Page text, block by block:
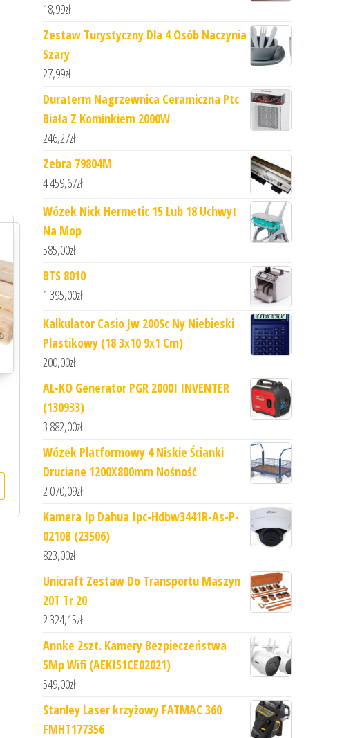
18,99zł
Zestaw Turystyczny Dla 4 Osób Naczynia
Szary
27,99zł
Duraterm Nagrzewnica Ceramiczna Ptc
Biała Z Kominkiem 2000W
246,27zł
Zebra 79804M
4 459,67zł
Wózek Nick Hermetic 15 Lub 18 Uchwyt
Na Mop
585,00zł
BTS 8010
1 395,00zł
Kalkulator Casio Jw 200Sc Ny Niebieski
Plastikowy (18 3x10 9x1 Cm)
200,00zł
AL-KO Generator PGR 2000I INVENTER
(130933)
3 882,00zł
Wózek Platformowy 4 Niskie Ścianki
Druciane 1200X800mm Nośność
2 070,09zł
Kamera Ip Dahua Ipc-Hdbw3441R-As-P-
0210B (23506)
823,00zł
Unicraft Zestaw Do Transportu Maszyn
20T Tr 20
2 324,15zł
Annke 2szt. Kamery Bezpieczeństwa
5Mp Wifi (AEKI51CE02021)
549,00zł
Stanley Laser krzyżowy FATMAC 360
FMHT177356